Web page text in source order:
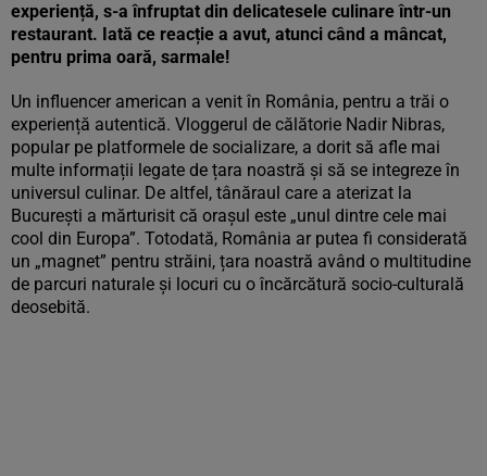
experiență, s-a înfruptat din delicatesele culinare într-un
restaurant. Iată ce reacție a avut, atunci când a mâncat,
pentru prima oară, sarmale!
Un influencer american a venit în România, pentru a trăi o
experiență autentică. Vloggerul de călătorie Nadir Nibras,
popular pe platformele de socializare, a dorit să afle mai
multe informații legate de țara noastră și să se integreze în
universul culinar. De altfel, tânăraul care a aterizat la
București a mărturisit că orașul este „unul dintre cele mai
cool din Europa”. Totodată, România ar putea fi considerată
un „magnet” pentru străini, țara noastră având o multitudine
de parcuri naturale și locuri cu o încărcătură socio-culturală
deosebită.